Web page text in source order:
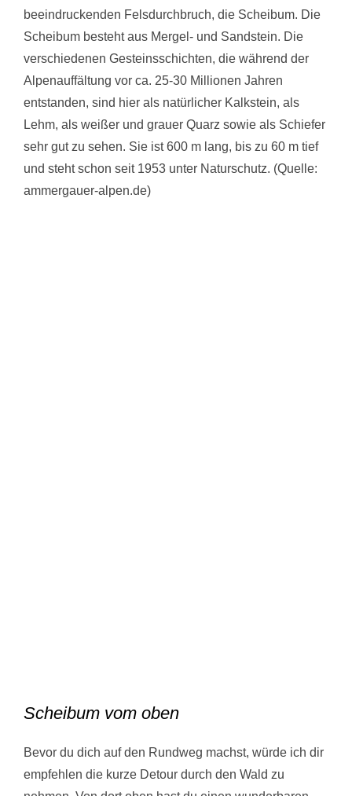
beeindruckenden Felsdurchbruch, die Scheibum. Die
Scheibum besteht aus Mergel- und Sandstein. Die
verschiedenen Gesteinsschichten, die während der
Alpenauffältung vor ca. 25-30 Millionen Jahren
entstanden, sind hier als natürlicher Kalkstein, als
Lehm, als weißer und grauer Quarz sowie als Schiefer
sehr gut zu sehen. Sie ist 600 m lang, bis zu 60 m tief
und steht schon seit 1953 unter Naturschutz. (Quelle:
ammergauer-alpen.de)
Scheibum vom oben
Bevor du dich auf den Rundweg machst, würde ich dir
empfehlen die kurze Detour durch den Wald zu